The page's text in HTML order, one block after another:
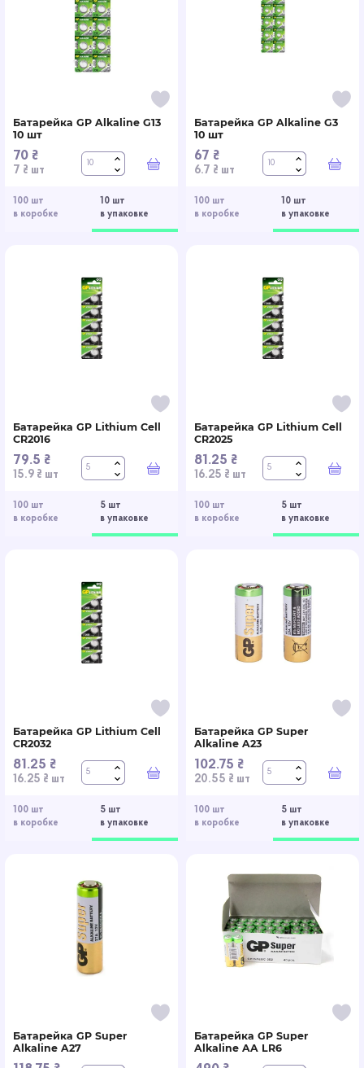
100 шт
в коробке
10 шт
в упаковке
Батарейка GP Alkaline G13
10 шт
70 ₴
7 ₴ шт В корзину
100 шт
в коробке
10 шт
в упаковке
Батарейка GP Alkaline G3
10 шт
67 ₴
6.7 ₴ шт В
100 шт
в коробке
5 шт
в упаковке
Батарейка GP Lithium Cell
CR2016
79.5 ₴
15.9 ₴ шт В корзину
100 шт
в коробке
5 шт
в упаковке
Батарейка GP Lithium Cell
CR2025
81.25 ₴
16.25 ₴ шт В
100 шт
в коробке
5 шт
в упаковке
Батарейка GP Lithium Cell
CR2032
81.25 ₴
16.25 ₴ шт В корзину
100 шт
в коробке
5 шт
в упаковке
Батарейка GP Super
Alkaline A23
102.75 ₴
20.55 ₴ шт В
Батарейка GP Super
Alkaline A27
Батарейка GP Super
Alkaline AA LR6